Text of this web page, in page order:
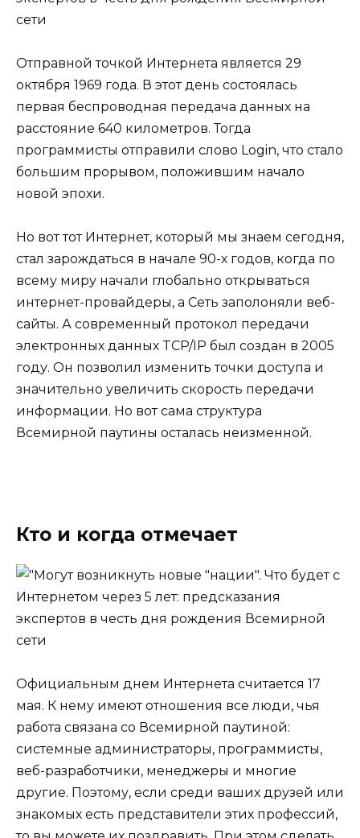
Отправной точкой Интернета является 29
октября 1969 года. В этот день состоялась
первая беспроводная передача данных на
расстояние 640 километров. Тогда
программисты отправили слово Login, что стало
большим прорывом, положившим начало
новой эпохи.
Но вот тот Интернет, который мы знаем сегодня,
стал зарождаться в начале 90-х годов, когда по
всему миру начали глобально открываться
интернет-провайдеры, а Сеть заполоняли веб-
сайты. А современный протокол передачи
электронных данных TCP/IP был создан в 2005
году. Он позволил изменить точки доступа и
значительно увеличить скорость передачи
информации. Но вот сама структура
Всемирной паутины осталась неизменной.
Кто и когда отмечает
Официальным днем Интернета считается 17
мая. К нему имеют отношения все люди, чья
работа связана со Всемирной паутиной:
системные администраторы, программисты,
веб-разработчики, менеджеры и многие
другие. Поэтому, если среди ваших друзей или
знакомых есть представители этих профессий,